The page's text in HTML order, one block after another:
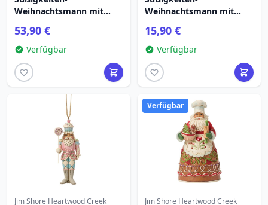
Weihnachtsmann mit
Creek
53,90 €
Verfügbar
Weihnachtsmann mit
Schmuck – Heartwood
Creek
15,90 €
Verfügbar
Jim Shore Heartwood Creek
Verfügbar
Jim Shore Heartwood Creek